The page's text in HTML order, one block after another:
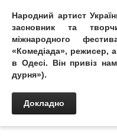
Народний артист
засновник та
міжнародного
«Комедіада», режисер,
в Одесі. Він привіз
дурня»).
Докладно